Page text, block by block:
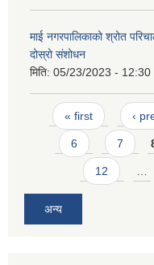
माई नगरपालिकाको श्रोत
दोस्रो संशोधन
मिति: 05/23/2023 - 12:30
Pages
« first ‹
6 7
12 …
अन्य